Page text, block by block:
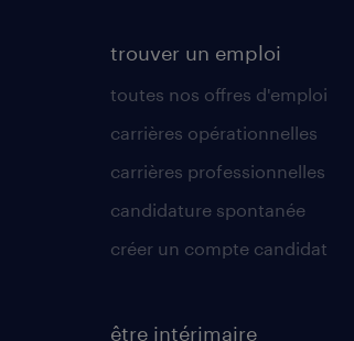
trouver un emploi
toutes nos offres d'emploi
carrières opérationnelles
carrières professionnelles
candidature spontanée
créer un compte candidat
être intérimaire